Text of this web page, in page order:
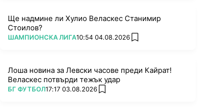
Ще надмине ли Хулио Веласкес Станимир
Стоилов?
ПОВЕЧЕ ОТ
ШАМПИОНСКА ЛИГА10:54 04.08.2026 add favorites
Лоша новина за Левски часове преди Кайрат!
Веласкес потвърди тежък удар
ПОВЕЧЕ ОТ
БГ ФУТБОЛ17:17 03.08.2026 add favorites